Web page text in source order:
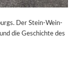
Der Stein-Wein-
die Geschichte des